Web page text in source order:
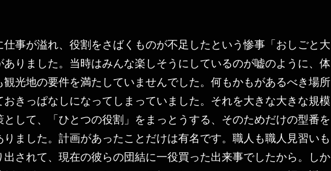
事が溢れ、役割をさばくものが不足したという惨事「おしごと大
ありました。当時はみんな楽しそうにしているのが嘘のように、体
観光地の要件を満たしていませんでした。何もかもがあるべき場所
きっぱなしになってしまっていました。それを大きな大きな規模
として、「ひとつの役割」をまっとうする、そのためだけの型番を
ました。計画があったことだけは有名です。職人も職人見習いも
出されて、現在の彼らの団結に一役買った出来事でしたから。しか